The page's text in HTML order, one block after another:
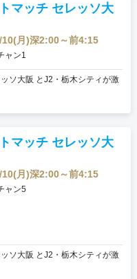
マッチ セレッソ大
10(月)深2:00～前4:15
ャン1
ソ大阪 とJ2・栃木シティが激
マッチ セレッソ大
10(月)深2:00～前4:15
ャン5
ソ大阪 とJ2・栃木シティが激